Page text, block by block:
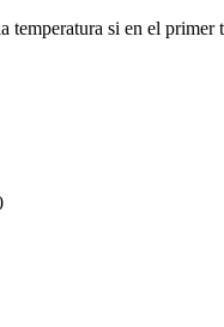
temperatura si en el